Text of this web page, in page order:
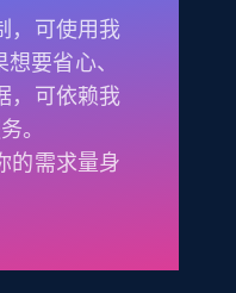
，可使用我
要省心、
，可依赖我
。
的需求量身